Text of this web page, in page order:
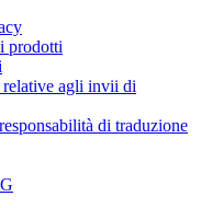
prodotti
agli invii di
di traduzione